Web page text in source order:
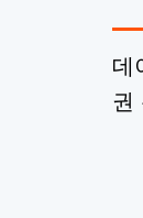
데
권